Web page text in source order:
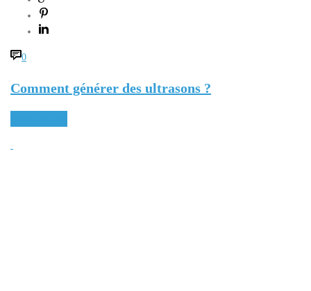
0
Comment générer des ultrasons ?